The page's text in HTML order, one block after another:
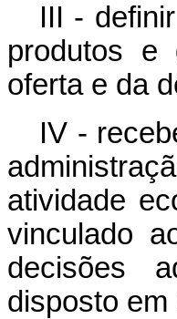
III -
produtos e
oferta e da
IV -
atividade
vinculado
decisões
disposto em